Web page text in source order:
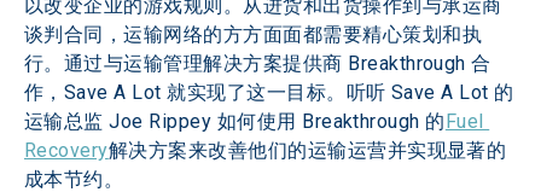
以改变企业的游戏规则。从进货和出货操作到与承运商
谈判合同，运输网络的方方面面都需要精心策划和执
行。通过与运输管理解决方案提供商 Breakthrough 合
作，Save A Lot 就实现了这一目标。听听 Save A Lot 的
运输总监 Joe Rippey 如何使用 Breakthrough 的Fuel
Recovery解决方案来改善他们的运输运营并实现显著的
成本节约。